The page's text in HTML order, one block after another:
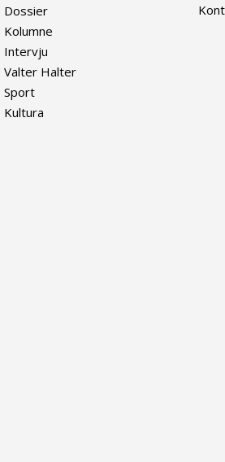
Dossier
Kolumne
Intervju
Valter Halter
Sport
Kultura